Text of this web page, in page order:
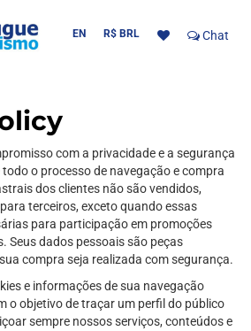
EN R$ BRL Chat
com a privacidade e a segurança
o processo de navegação e compra
dos clientes não são vendidos,
terceiros, exceto quando essas
para participação em promoções
Seus dados pessoais são peças
compra seja realizada com segurança.
e informações de sua navegação
o objetivo de traçar um perfil do público
sempre nossos serviços, conteúdos e